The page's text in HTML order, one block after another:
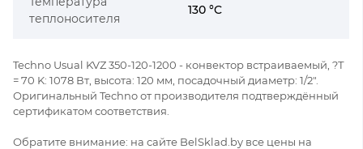
теплоносителя
130 °C
Techno Usual KVZ 350-120-1200 - конвектор встраиваемый, ?Т
= 70 K: 1078 Вт, высота: 120 мм, посадочный диаметр: 1/2".
Оригинальный Techno от производителя подтверждённый
сертификатом соответствия.
Обратите внимание: на сайте BelSklad.by все цены на